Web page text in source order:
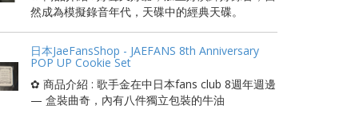
然成為模擬錄音年代，天碟中的經典天碟。
日本JaeFansShop - JAEFANS 8th Anniversary
POP UP Cookie Set
✿ 商品介紹 : 歌手金在中日本fans club 8週年週邊
— 盒裝曲奇，內有八件獨立包裝的牛油